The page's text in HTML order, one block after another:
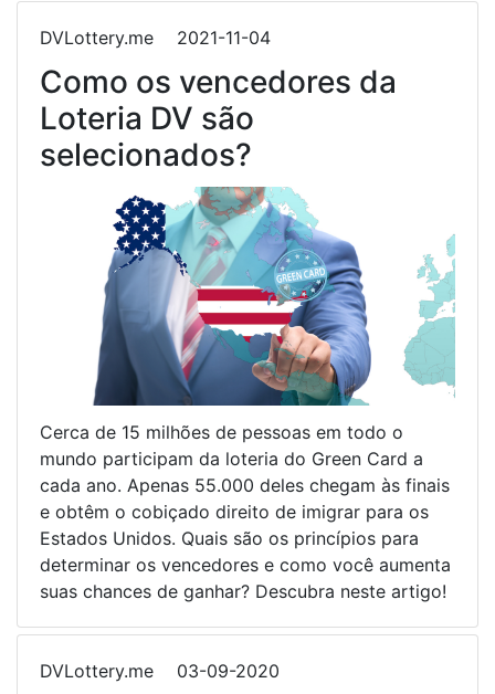
DVLottery.me 2021-11-04
Como os vencedores da
Loteria DV são
selecionados?
Cerca de 15 milhões de pessoas em todo o
mundo participam da loteria do Green Card a
cada ano. Apenas 55.000 deles chegam às finais
e obtêm o cobiçado direito de imigrar para os
Estados Unidos. Quais são os princípios para
determinar os vencedores e como você aumenta
suas chances de ganhar? Descubra neste artigo!
DVLottery.me 03-09-2020